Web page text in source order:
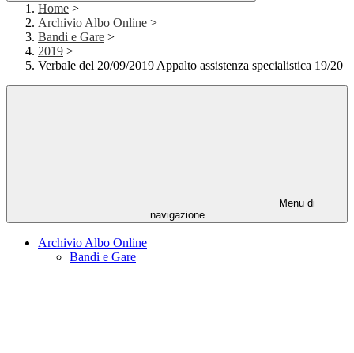
Home >
Archivio Albo Online >
Bandi e Gare >
2019 >
Verbale del 20/09/2019 Appalto assistenza specialistica 19/20
Menu di
navigazione
Archivio Albo Online
Bandi e Gare